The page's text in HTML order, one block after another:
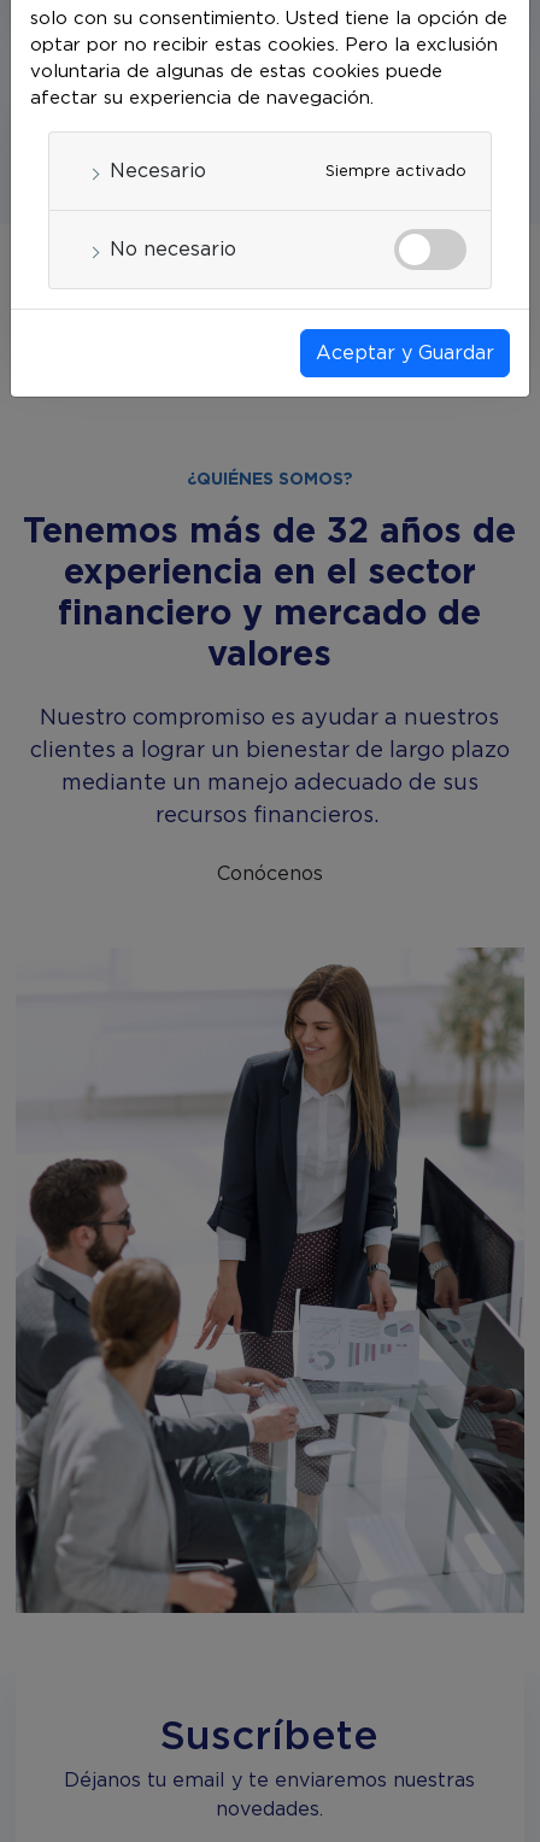
Administrar de manera eficiente los activos de
nuestros clientes a través de una variedad de
¿QUIÉNES SOMOS?
Tenemos más de 32 años de
experiencia en el sector
financiero y mercado de
valores
Nuestro compromiso es ayudar a nuestros
clientes a lograr un bienestar de largo plazo
mediante un manejo adecuado de sus
recursos financieros.
Conócenos
Suscríbete
Déjanos tu email y te enviaremos nuestras
novedades.
solo con su consentimiento. Usted tiene la opción de
optar por no recibir estas cookies. Pero la exclusión
voluntaria de algunas de estas cookies puede
afectar su experiencia de navegación.
Necesario Siempre activado
No necesario
Aceptar y Guardar